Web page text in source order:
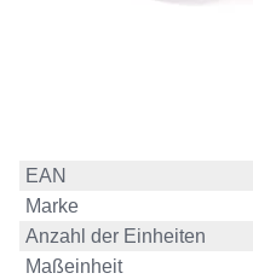
EAN
Marke
Anzahl der Einheiten
Maßeinheit